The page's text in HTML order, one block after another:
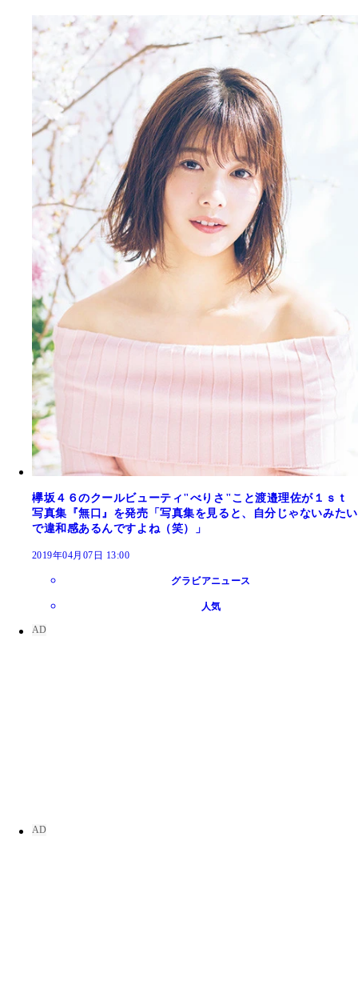
欅坂４６のクールビューティ"べりさ"こと渡邉理佐が１ｓｔ
写真集『無口』を発売「写真集を見ると、自分じゃないみたい
で違和感あるんですよね（笑）」
2019年04月07日 13:00
グラビアニュース
人気